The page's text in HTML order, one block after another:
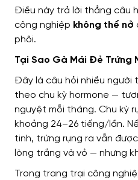
Điều này trả lời thẳng câu
công nghiệp không thể nở
phôi.
Tại Sao Gà Mái Đẻ Trứng
Đây là câu hỏi nhiều người
theo chu kỳ hormone —
nguyệt mỗi tháng. Chu kỳ
khoảng 24–26 tiếng/lần.
tinh, trứng rụng ra vẫn
lòng trắng và vỏ — nhưng
Trong trang trại công